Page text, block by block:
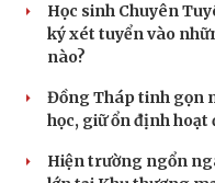
Học sinh Chuyên
ký xét tuyển vào
nào?
Đồng Tháp tinh gọn
học, giữ ổn định hoạt
Hiện trường ngổn